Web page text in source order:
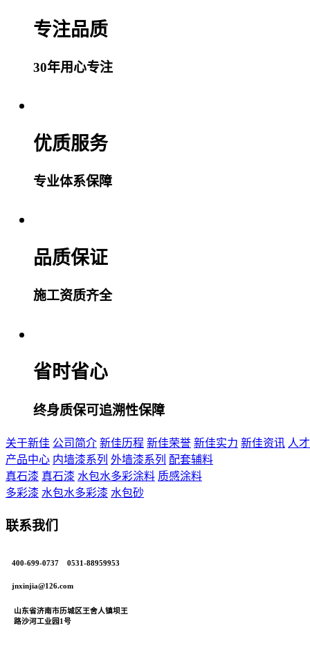
专注品质
30年用心专注
优质服务
专业体系保障
品质保证
施工资质齐全
省时省心
终身质保可追溯性保障
关于新佳 公司简介 新佳历程 新佳荣誉 新佳实力 新佳资讯 人
产品中心 内墙漆系列 外墙漆系列 配套辅料
真石漆 真石漆 水包水多彩涂料 质感涂料
多彩漆 水包水多彩漆 水包砂
联系我们
400-699-0737 0531-88959953
jnxinjia@126.com
山东省济南市历城区王舍人镇坝王
路沙河工业园1号